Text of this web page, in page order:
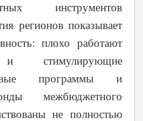
инструментов
регионов показывает
плохо работают
и стимулирующие
программы и
межбюджетного
не полностью